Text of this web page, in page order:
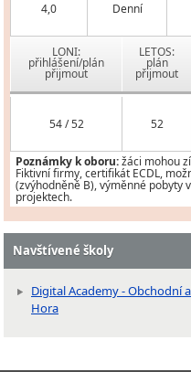
4,0 Denní
LONI:
přihlášení/plán
přijmout
LETOS:
plán
přijmout
54 / 52 52
Poznámky k oboru:žáci mohou
Fiktivní firmy, certifikát ECDL,
(zvýhodněně B), výměnné pobyty
projektech.
Navštívené školy
Digital Academy - Obchodní
Hora